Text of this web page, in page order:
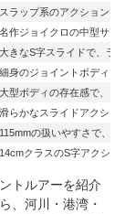
スラップ系のアクションで
名作ジョイクロの中型サイ
大きなS字スライドで、ラ
細身のジョイントボディで
大型ボディの存在感で、ビ
滑らかなスライドアクショ
115mmの扱いやすさで、
14cmクラスのS字アクシ
トルアーを紹介
、河川・港湾・